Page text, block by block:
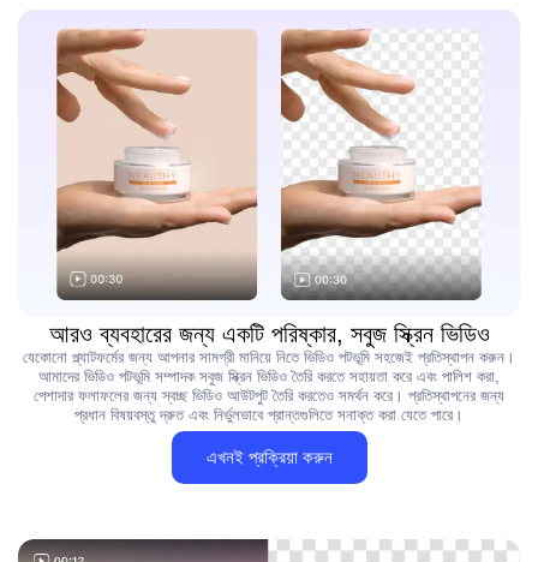
আরও ব্যবহারের জন্য একটি পরিষ্কার, সবুজ স্ক্রিন ভিডিও
যেকোনো প্ল্যাটফর্মের জন্য আপনার সামগ্রী মানিয়ে নিতে ভিডিও পটভূমি সহজেই প্রতিস্থাপন করুন।
আমাদের ভিডিও পটভূমি সম্পাদক সবুজ স্ক্রিন ভিডিও তৈরি করতে সহায়তা করে এবং পালিশ করা,
পেশাদার ফলাফলের জন্য স্বচ্ছ ভিডিও আউটপুট তৈরি করতেও সমর্থন করে। প্রতিস্থাপনের জন্য
প্রধান বিষয়বস্তু দ্রুত এবং নির্ভুলভাবে প্রান্তগুলিতে সনাক্ত করা যেতে পারে।
এখনই প্রক্রিয়া করুন